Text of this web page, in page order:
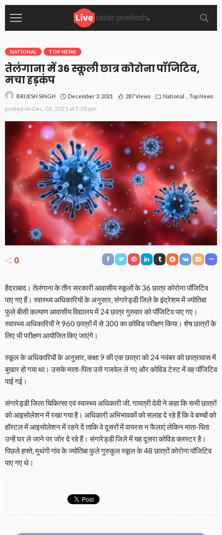
NATIONAL TOP NEWS
तेलंगाना में 36 स्कूली छात्र कोरोना पॉजिटिव,
मचा हड़कंप
BRIJESH SINGH December 3, 2021 287 Views National Top News
posted on Dec. 03, 2021 at 5:28 pm
0
हैदराबाद। तेलंगाना के तीन सरकारी आवासीय स्कूलों के 36 छात्र कोरोना पॉजिटिव
पाए गए हैं। स्वास्थ्य अधिकारियों के अनुसार, संगारेड्डी जिले के इंद्रेशम में ज्योतिबा
फुले बीसी कल्याण आवासीय विद्यालय में 24 छात्र गुरुवार को पॉजिटिव पाए गए।
स्वास्थ्य अधिकारियों ने 960 छात्रों में से 300 का कोविड परीक्षण किया। शेष छात्रों के
लिए भी परीक्षण आयोजित किए जाएंगे।
स्कूल के अधिकारियों के अनुसार, कक्षा 9 की एक छात्रा को 24 नवंबर को छात्रावास में
बुखार हो गया था। उसके माता-पिता उसे गजवेल ले गए और कोविड टेस्ट में वह पॉजिटिव
पाई गई।
संगारेड्डी जिला चिकित्सा एवं स्वास्थ्य अधिकारी जी. गायत्री देवी ने कहा कि सभी छात्रों
को आइसोलेशन में रखा गया है। अधिकारी अभिभावकों को सलाह दे रहे हैं कि वे बच्चों को
हॉस्टल में आइसोलेशन में रहने दें ताकि वे दूसरों में वायरस न फैलाएं लेकिन माता-पिता
उन्हें घर ले जाने पर जोर दे रहे हैं। संगारेड्डी जिले में यह दूसरा कोविड क्लस्टर है।
पिछले हफ्ते, मुथंगी गांव के ज्योतिबा फुले गुरुकुल स्कूल के 48 छात्रों कोरोना पॉजिटिव
पाए गए थे।